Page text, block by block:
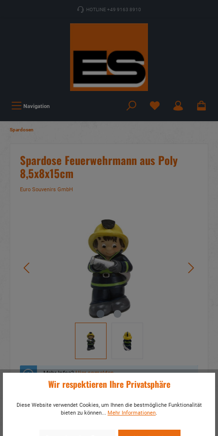
HOTLINE +49 9163 8910
Navigation
Spardosen
Spardose Feuerwehrmann aus Poly
8,5x8x15cm
Euro Souvenirs GmbH
Mehr Infos?Hier anmelden
Wir respektieren Ihre Privatsphäre
Diese Website verwendet Cookies, um Ihnen die bestmögliche Funktionalität
bieten zu können... Mehr Informationen.